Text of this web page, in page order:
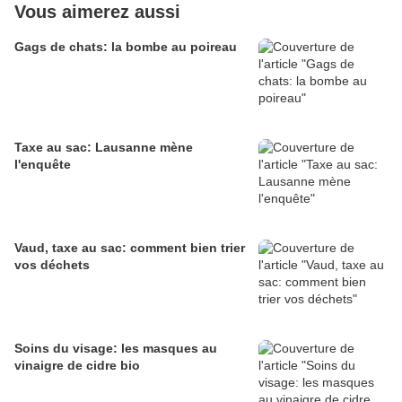
Vous aimerez aussi
Gags de chats: la bombe au poireau
Taxe au sac: Lausanne mène
l'enquête
Vaud, taxe au sac: comment bien trier
vos déchets
Soins du visage: les masques au
vinaigre de cidre bio